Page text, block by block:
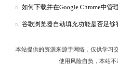
如何下载并在Google Chrome中管
谷歌浏览器自动填充功能是否足够
本站提供的资源来源于网络，仅供学习
使用风险自负，本站不